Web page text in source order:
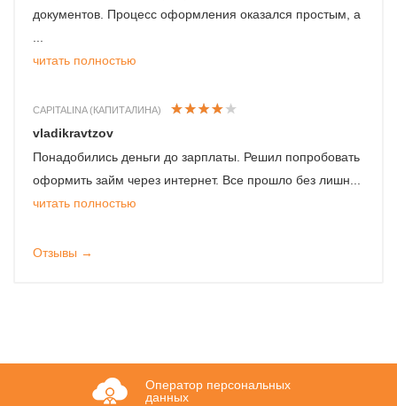
документов. Процесс оформления оказался простым, а
читать полностью
CAPITALINA (КАПИТАЛИНА)
vladikravtzov
Понадобились деньги до зарплаты. Решил попробовать
оформить займ через интернет. Все прошло без лишн...
читать полностью
Отзывы →
Оператор персональных
данных